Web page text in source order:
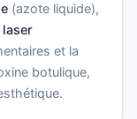
(azote liquide),
laser
et la
botulique,